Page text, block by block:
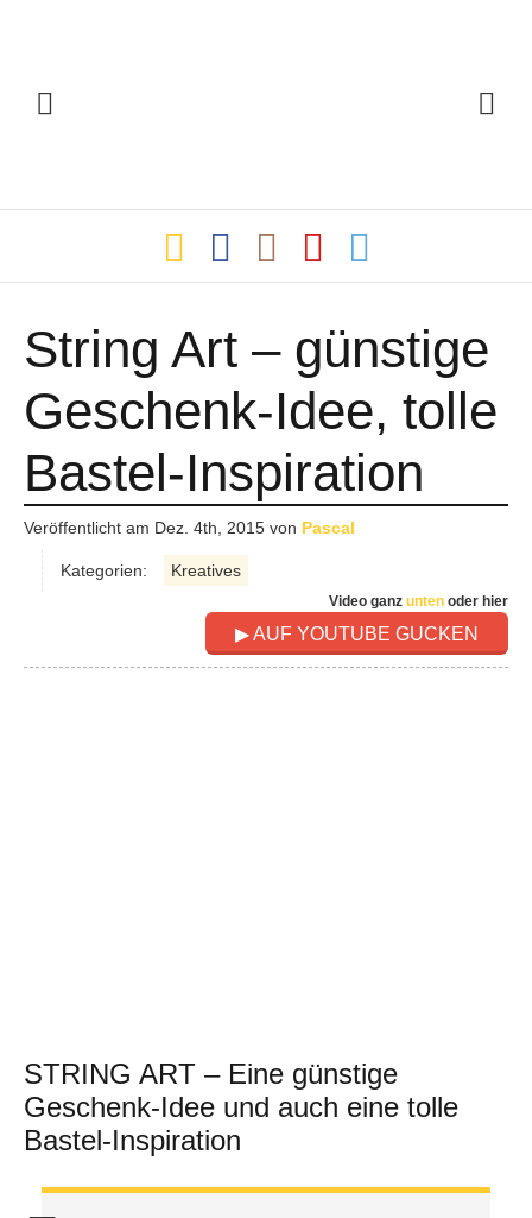
String Art – günstige
Geschenk-Idee, tolle
Bastel-Inspiration
Veröffentlicht am Dez. 4th, 2015 von Pascal
Kategorien: Kreatives
Video ganz unten oder hier
▶ AUF YOUTUBE GUCKEN
STRING ART – Eine günstige
Geschenk-Idee und auch eine tolle
Bastel-Inspiration